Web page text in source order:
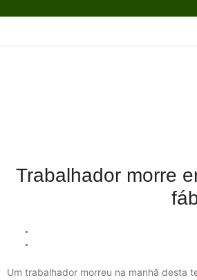
Trabalhador morre
Um trabalhador morreu na manhã desta